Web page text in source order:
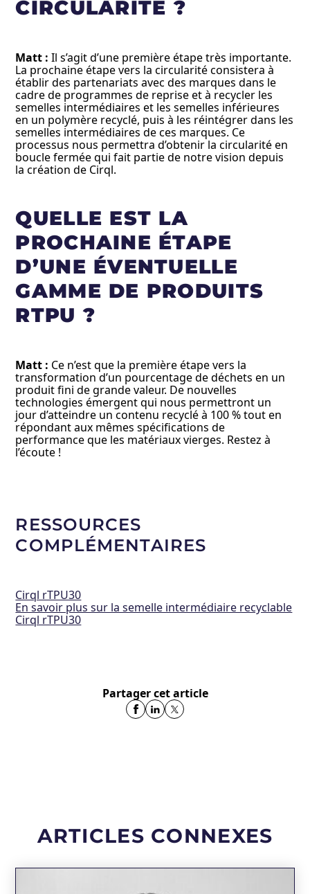
CIRCULARITÉ ?
Matt : Il s’agit d’une première étape très importante.
La prochaine étape vers la circularité consistera à
établir des partenariats avec des marques dans le
cadre de programmes de reprise et à recycler les
semelles intermédiaires et les semelles inférieures
en un polymère recyclé, puis à les réintégrer dans les
semelles intermédiaires de ces marques. Ce
processus nous permettra d’obtenir la circularité en
boucle fermée qui fait partie de notre vision depuis
la création de Cirql.
QUELLE EST LA
PROCHAINE ÉTAPE
D’UNE ÉVENTUELLE
GAMME DE PRODUITS
RTPU ?
Matt : Ce n’est que la première étape vers la
transformation d’un pourcentage de déchets en un
produit fini de grande valeur. De nouvelles
technologies émergent qui nous permettront un
jour d’atteindre un contenu recyclé à 100 % tout en
répondant aux mêmes spécifications de
performance que les matériaux vierges. Restez à
l’écoute !
RESSOURCES
COMPLÉMENTAIRES
Cirql rTPU30
En savoir plus sur la semelle intermédiaire recyclable
Cirql rTPU30
Partager cet article
ARTICLES CONNEXES